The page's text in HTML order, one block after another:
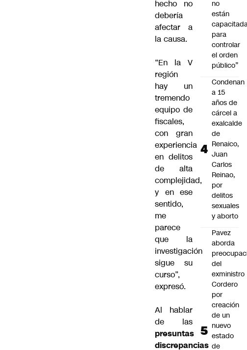
hecho no
debería
afectar a
la causa.
“En la V
región
hay un
tremendo
equipo de
fiscales,
con gran
experiencia
en delitos
de alta
complejidad,
y en ese
sentido,
me
parece
que la
investigación
sigue su
curso”,
expresó.
Al hablar
de las
presuntas
discrepancias
no
están
para
controlar
el orden
público”
Condenan
a 15
años de
cárcel a
exalcalde
de
Renaico,
Juan
Carlos
Reinao,
por
delitos
sexuales
y aborto
Pavez
aborda
del
exministro
Cordero
por
creación
de un
nuevo
estado
de